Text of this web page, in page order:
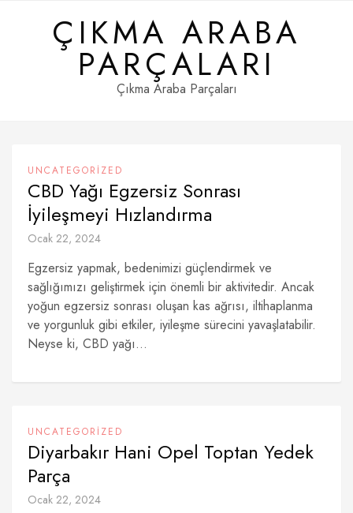
ÇIKMA ARABA
PARÇALARI
Çıkma Araba Parçaları
UNCATEGORIZED
CBD Yağı Egzersiz Sonrası
İyileşmeyi Hızlandırma
Ocak 22, 2024
Egzersiz yapmak, bedenimizi güçlendirmek ve
sağlığımızı geliştirmek için önemli bir aktivitedir. Ancak
yoğun egzersiz sonrası oluşan kas ağrısı, iltihaplanma
ve yorgunluk gibi etkiler, iyileşme sürecini yavaşlatabilir.
Neyse ki, CBD yağı...
UNCATEGORIZED
Diyarbakır Hani Opel Toptan Yedek
Parça
Ocak 22, 2024